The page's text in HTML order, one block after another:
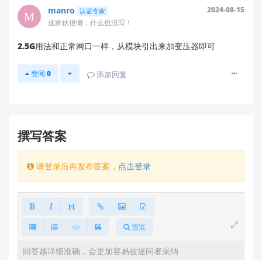
连接设备：
将RM65模块的2.5G网口与目标设备（如路由
器、交换机或NAS）的2.5G网口用网线连接起
步骤2：配置RM65模块的2.5G网口
面，默认IP地址通常为
192.168.0.1（具体请参考模块说明书）。
输入用户名和密码登录，初始值通常为
admin/admin（如果修改过，请使用新密
码）。
设置2.5G网口模式 ：
在管理界面中找到“网络设置”或“端口设置”选
项。
manro 认证专家
2024-08-15
这家伙很懒，什么也没写！
2.5G用法和正常网口一样，从模块引出来加变压器即可
赞同 0 添加回复
撰写答案
请登录后再发布答案， 点击登录
预览